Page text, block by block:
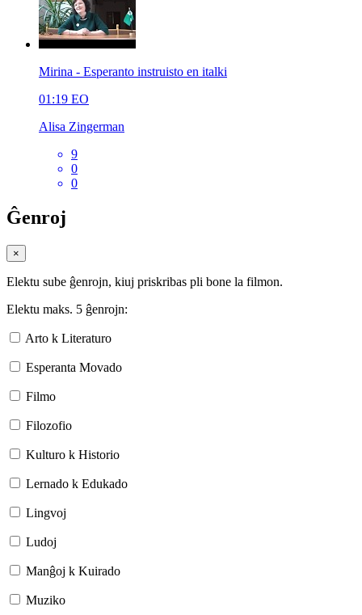
Mirina - Esperanto instruisto en italki
01:19 EO
Alisa Zingerman
9
0
0
Ĝenroj
×
Elektu sube ĝenrojn, kiuj priskribas pli bone la filmon.
Elektu maks. 5 ĝenrojn:
Arto k Literaturo
Esperanta Movado
Filmo
Filozofio
Kulturo k Historio
Lernado k Edukado
Lingvoj
Ludoj
Manĝoj k Kuirado
Muziko